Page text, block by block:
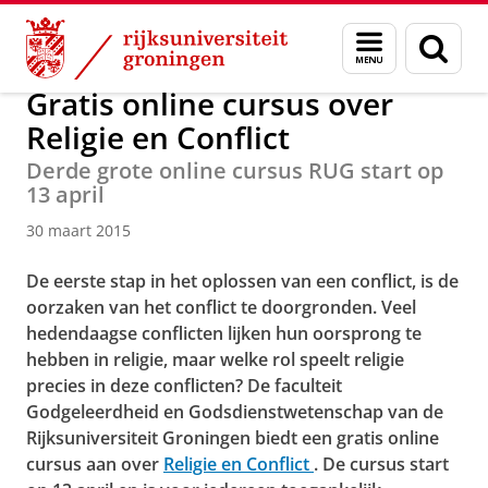
Skip
Content
Skip
Navigation
Menu
en
zoeken
Faculteit Religie, Cultuur en Maatschappij Nieuwsarchief
Gratis online cursus over
Religie en Conflict
Derde grote online cursus RUG start op
13 april
30 maart 2015
De eerste stap in het oplossen van een conflict, is de
oorzaken van het conflict te doorgronden.Veel
hedendaagse conflicten lijken hun oorsprong te
hebben in religie, maar welke rol speelt religie
precies in deze conflicten? De faculteit
Godgeleerdheid en Godsdienstwetenschap van de
Rijksuniversiteit Groningen biedt een gratis online
cursus aan over Religie en Conflict . De cursus start